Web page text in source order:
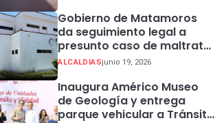
Gobierno de Matamoros
da seguimiento legal a
presunto caso de maltrato
animal
ALCALDIASjunio 19, 2026
Inaugura Américo Museo
de Geología y entrega
parque vehicular a Tránsito